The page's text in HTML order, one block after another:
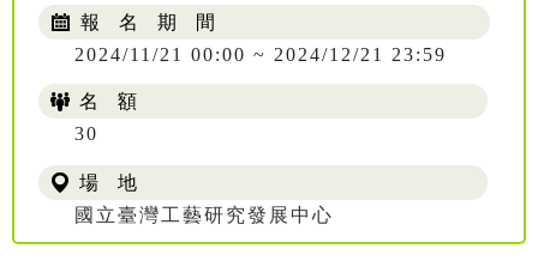
報 名 期 間
2024/11/21 00:00 ~ 2024/12/21 23:59
名 額
30
場 地
國立臺灣工藝研究發展中心